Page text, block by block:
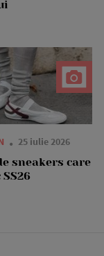
25 iulie 2026
sneakers care